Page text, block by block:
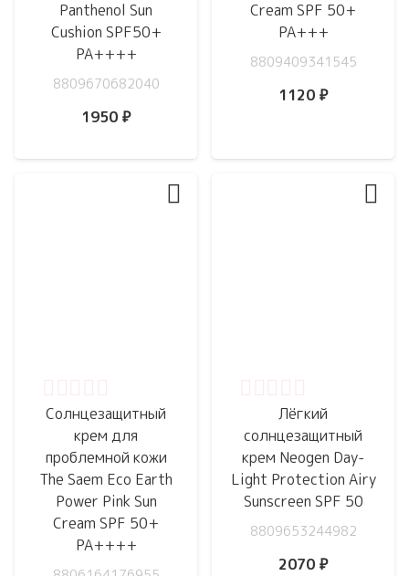
Panthenol Sun
Cushion SPF50+
PA++++
8809670682040
1950 ₽
Cream SPF 50+
PA+++
8809409341545
1120 ₽
Солнцезащитный
крем для
проблемной кожи
The Saem Eco Earth
Power Pink Sun
Cream SPF 50+
PA++++
Лёгкий
солнцезащитный
крем Neogen Day-
Light Protection Airy
Sunscreen SPF 50
8809653244982
2070 ₽